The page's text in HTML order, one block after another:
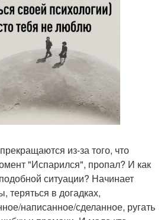
из-за того, что
"Испарился", пропал? И как
ситуации? Начинает
теряться в догадках,
написанное/сделанное, ругать